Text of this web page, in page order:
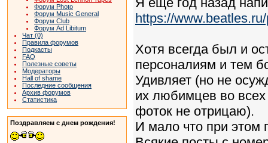
Форум Photo
Форум Music General
Форум Club
Форум Ad Libitum
Чат (0)
Правила форумов
Подкасты
FAQ
Полезные советы
Модераторы
Hall of shame
Последние сообщения
Архив форумов
Статистика
Поздравляем с днем рождения!
https://
Хотя всегда был и
персоналиям и тем
Удивляет (но не
их любимцев во всех
фоток не отрицаю).
И мало что при этом